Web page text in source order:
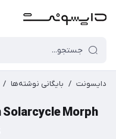
دایسونت / بایگانی نوشته‌ها /